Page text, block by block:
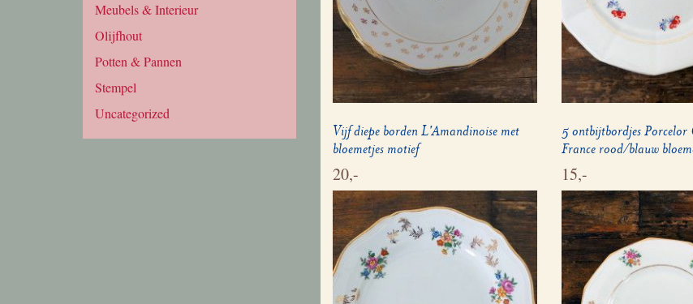
Vijf diepe borden L'Amandinoise met
bloemetjes motief
20,-
5 ontbijtbordjes Porcelor
France rood/blauw
15,-
Meubels & Interieur
Olijfhout
Potten & Pannen
Stempel
Uncategorized